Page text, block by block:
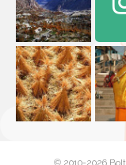
© 2010-2026